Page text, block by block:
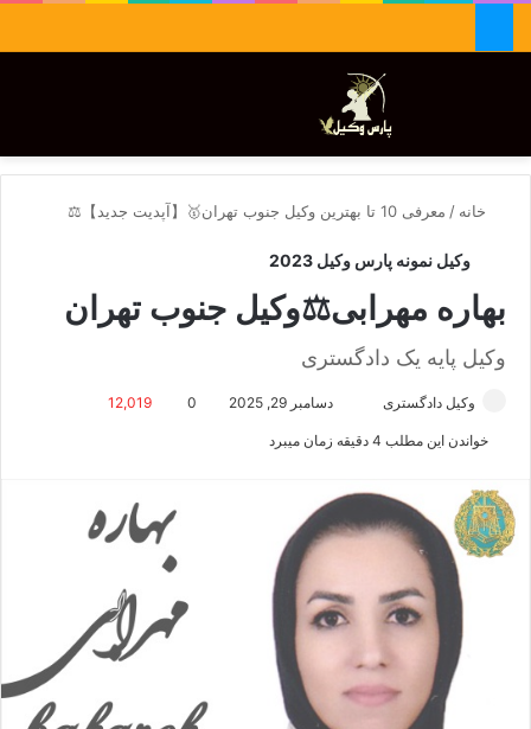
تغییر پوسته
خانه / معرفی 10 تا بهترین وکیل جنوب تهران🥇【آپدیت جدید】⚖️
وکیل نمونه پارس وکیل 2023
بهاره مهرابی⚖️وکیل جنوب تهران
وکیل پایه یک دادگستری
وکیل دادگستری
ا
ل
دسامبر 29, 2025 0
12,019
خواندن این مطلب 4 دقیقه زمان میبرد